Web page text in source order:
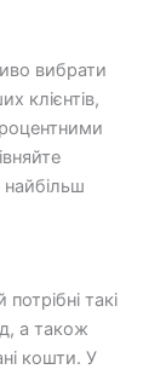
вибрати
клієнтів,
найбільш
такі
а також
кошти. У